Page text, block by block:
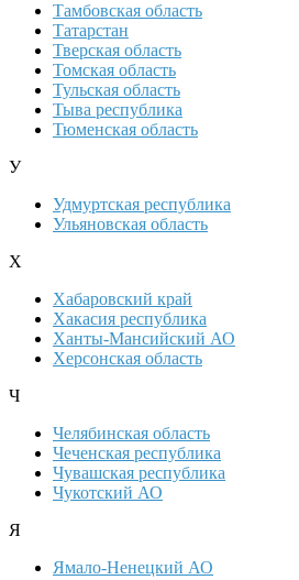
Тамбовская область
Татарстан
Тверская область
Томская область
Тульская область
Тыва республика
Тюменская область
У
Удмуртская республика
Ульяновская область
Х
Хабаровский край
Хакасия республика
Ханты-Мансийский АО
Херсонская область
Ч
Челябинская область
Чеченская республика
Чувашская республика
Чукотский АО
Я
Ямало-Ненецкий АО